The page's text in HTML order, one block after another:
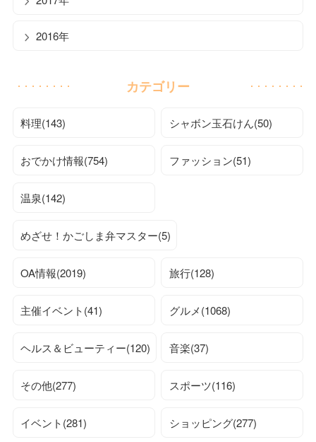
2016年
カテゴリー
料理(143) シャボン玉石けん(50)
おでかけ情報(754) ファッション(51)
温泉(142)
めざせ！かごしま弁マスター(5)
OA情報(2019) 旅行(128)
主催イベント(41) グルメ(1068)
ヘルス＆ビューティー(120) 音楽(37)
その他(277) スポーツ(116)
イベント(281) ショッピング(277)